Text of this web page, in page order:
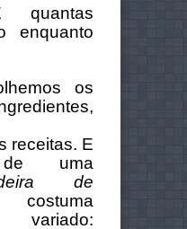
quantas
enquanto
os
receitas. E
uma
de
costuma
variado: